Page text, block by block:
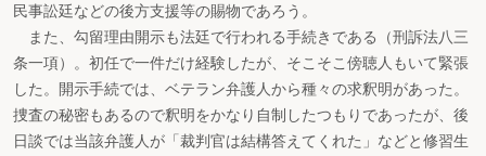
民事訟廷などの後方支援等の賜物であろう。
また、勾留理由開示も法廷で行われる手続きである（刑訴法八三
条一項）。初任で一件だけ経験したが、そこそこ傍聴人もいて緊張
した。開示手続では、ベテラン弁護人から種々の求釈明があった。
捜査の秘密もあるので釈明をかなり自制したつもりであったが、後
日談では当該弁護人が「裁判官は結構答えてくれた」などと修習生